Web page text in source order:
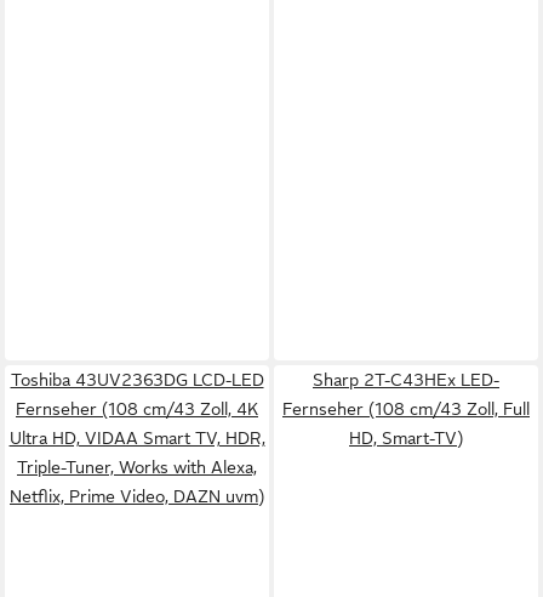
Toshiba 43UV2363DG LCD-LED
Fernseher (108 cm/43 Zoll, 4K
Ultra HD, VIDAA Smart TV, HDR,
Triple-Tuner, Works with Alexa,
Netflix, Prime Video, DAZN uvm)
Sharp 2T-C43HEx LED-
Fernseher (108 cm/43 Zoll, Full
HD, Smart-TV)